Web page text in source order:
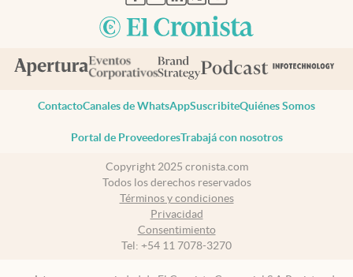
ContactoCanales de WhatsAppSuscribiteQuiénes Somos
Portal de ProveedoresTrabajá con nosotros
Copyright 2025 cronista.com
Todos los derechos reservados
Términos y condiciones
Privacidad
Consentimiento
Tel: +54 11 7078-3270